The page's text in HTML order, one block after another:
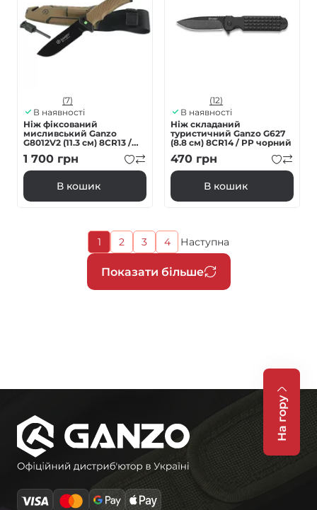
(7)
В наявності
Ніж фіксований
мисливський Ganzo
G8012V2 (11.3 см) 8CR13 /
ABS коричневий з чохлом
4 в 1
1 700 грн
В кошик
(12)
В наявності
Ніж складаний
туристичний Ganzo G627
(8.8 см) 8CR14 / PP чорний
470 грн
В кошик
Розбивка
на
сторінки
Показати більше
Поточна
сторінка
1
Page
2
Page
3
Page
4
Наступна
сторінка
Наступна
На гору